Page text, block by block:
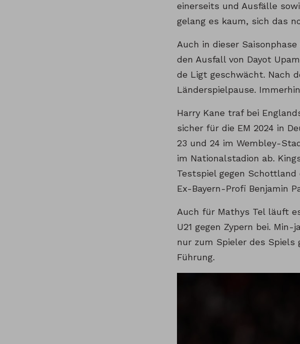
einerseits und Ausfälle
gelang es kaum, sich das
Auch in dieser
den Ausfall von Dayot
de Ligt geschwächt. Nach
Länderspielpause.
Harry Kane traf bei
sicher für die EM 2024 in
23 und 24 im Wembley-
im Nationalstadion ab.
Testspiel gegen
Ex-Bayern-Profi Benjamin
Auch für Mathys Tel läuft
U21 gegen Zypern bei.
nur zum Spieler des Spiels
Führung.